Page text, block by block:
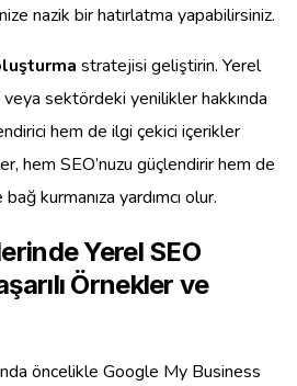
nazik bir hatırlatma yapabilirsiniz.
stratejisi geliştirin. Yerel
sektördeki yenilikler hakkında
hem de ilgi çekici içerikler
hem SEO’nuzu güçlendirir hem de
kurmanıza yardımcı olur.
Yerel SEO
Örnekler ve
öncelikle Google My Business